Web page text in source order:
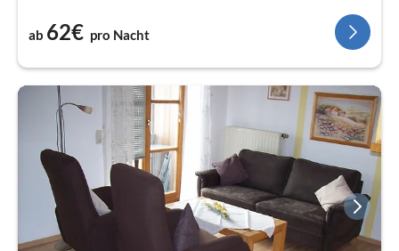
ab 62€ pro Nacht